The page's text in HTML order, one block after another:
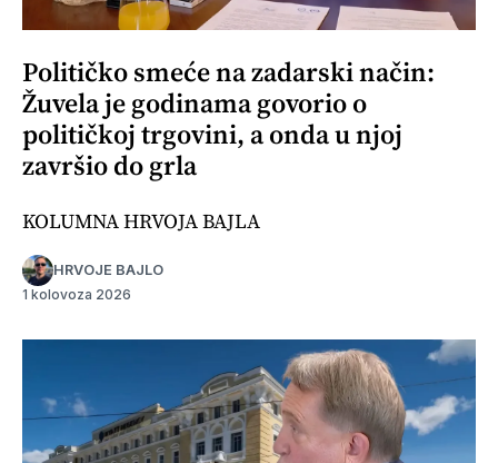
Političko smeće na zadarski način:
Žuvela je godinama govorio o
političkoj trgovini, a onda u njoj
završio do grla
KOLUMNA HRVOJA BAJLA
HRVOJE BAJLO
1 kolovoza 2026